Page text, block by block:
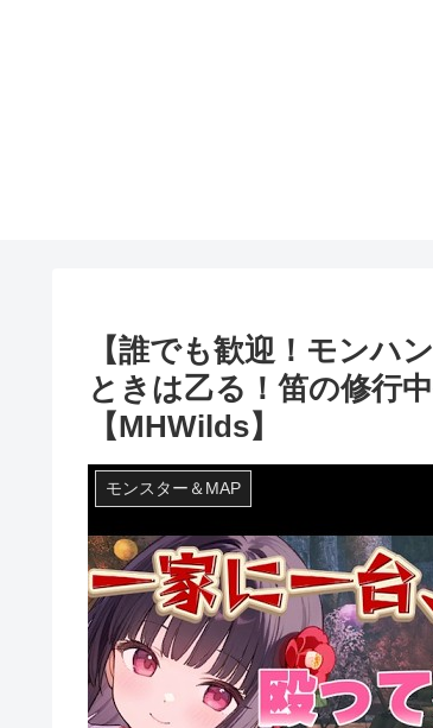
【誰でも歓迎！モンハ
ときは乙る！笛の修行
【MHWilds】
モンスター＆MAP